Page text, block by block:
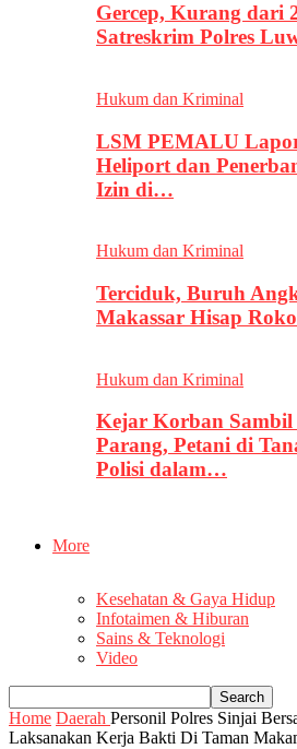
Gercep, Kurang dari
Satreskrim Polres
Hukum dan Kriminal
LSM PEMALU
Heliport dan
Izin di…
Hukum dan Kriminal
Terciduk, Buruh
Makassar Hisap
Hukum dan Kriminal
Kejar Korban Sambil
Parang, Petani di
Polisi dalam…
More
Kesehatan & Gaya Hidup
Infotaimen & Hiburan
Sains & Teknologi
Video
Home Daerah Personil Polres Sinjai
Laksanakan Kerja Bakti Di Taman